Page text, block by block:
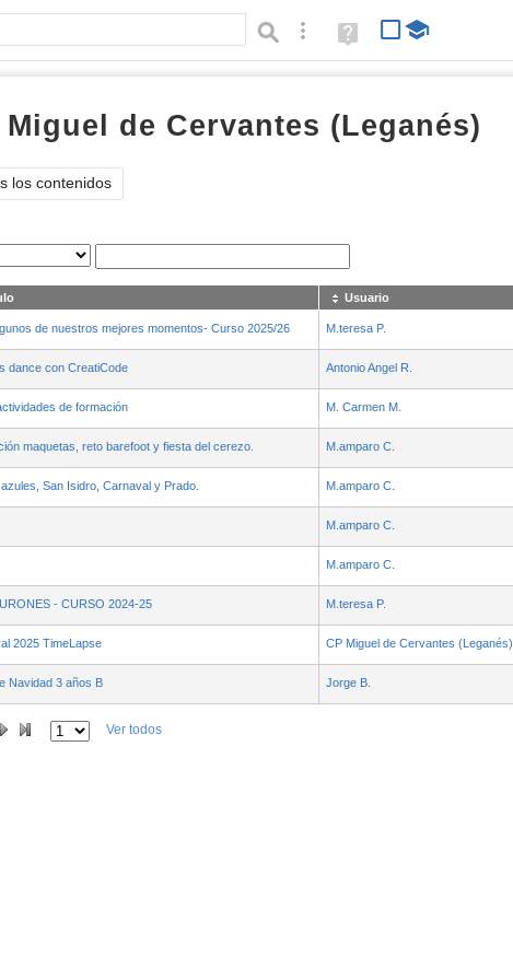
Búsqueda avanzada
Ayuda
(en
Miguel de Cervantes (Leganés)
los contenidos
Usuario
de nuestros mejores momentos- Curso 2025/26 M.teresa P.
dance con CreatiCode Antonio Angel R.
de formación M. Carmen M.
maquetas, reto barefoot y fiesta del cerezo. M.amparo C.
San Isidro, Carnaval y Prado. M.amparo C.
M.amparo C.
M.amparo C.
- CURSO 2024-25 M.teresa P.
2025 TimeLapse CP Miguel de Cervantes (Leganés)
Navidad 3 años B Jorge B.
Ver todos